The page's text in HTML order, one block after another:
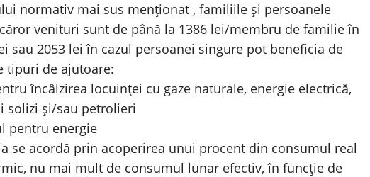
normativ mai sus menționat , familiile și persoanele
venituri sunt de până la 1386 lei/membru de familie în
sau 2053 lei în cazul persoanei singure pot beneficia de
tipuri de ajutoare:
încâlzirea locuinței cu gaze naturale, energie electrică,
solizi și/sau petrolieri
pentru energie
se acordă prin acoperirea unui procent din consumul real
nu mai mult de consumul lunar efectiv, în funcţie de